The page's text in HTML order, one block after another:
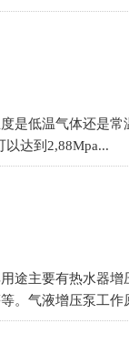
是低温气体还是
达到2,88Mpa...
途主要有热水器
。气液增压泵工作